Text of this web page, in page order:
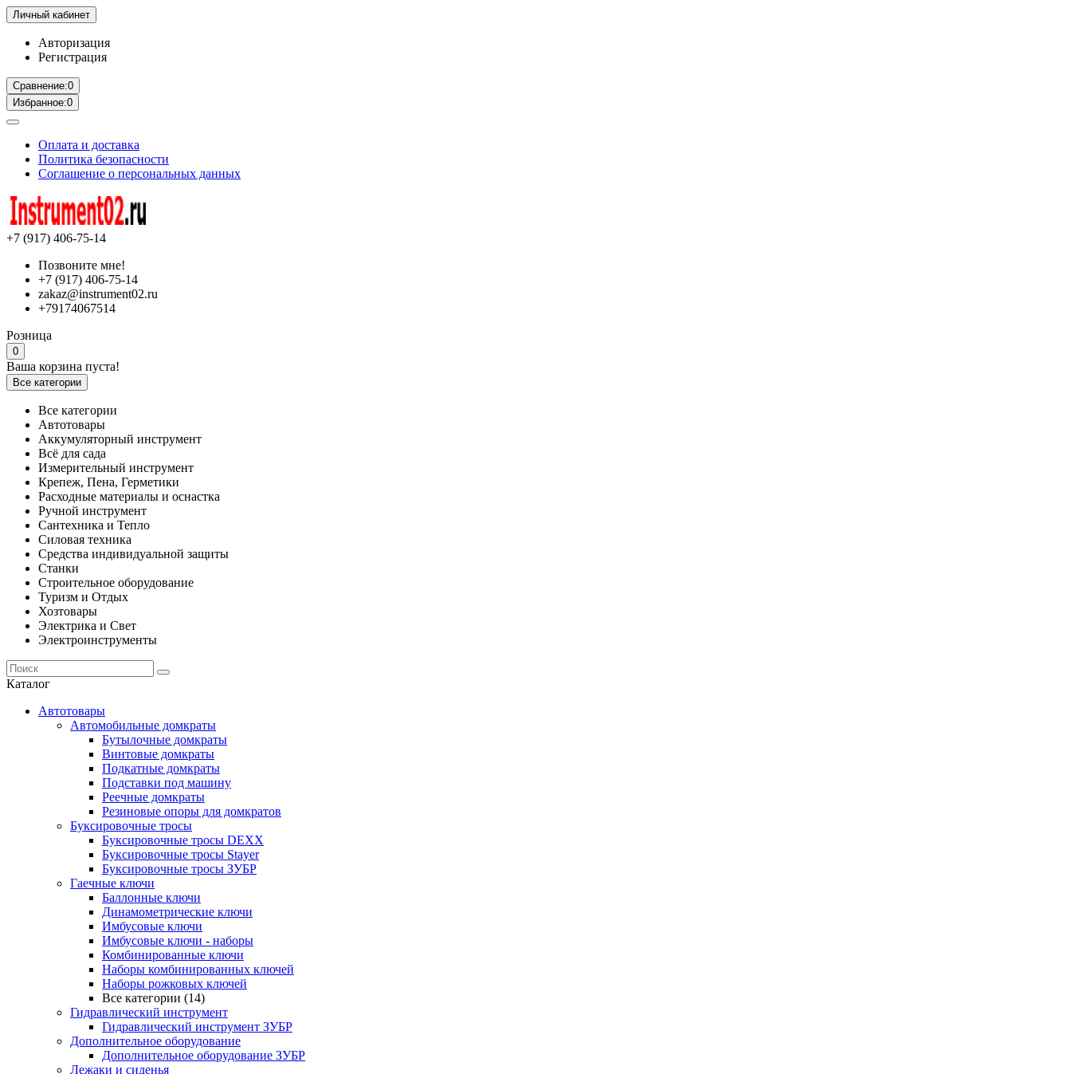
Личный кабинет
Авторизация
Регистрация
Сравнение:0
Избранное:0
Оплата и доставка
Политика безопасности
Соглашение о персональных данных
+7 (917) 406-75-14
Позвоните мне!
+7 (917) 406-75-14
zakaz@instrument02.ru
+79174067514
Розница
0
Ваша корзина пуста!
Все категории
Все категории
Автотовары
Аккумуляторный инструмент
Всё для сада
Измерительный инструмент
Крепеж, Пена, Герметики
Расходные материалы и оснастка
Ручной инструмент
Сантехника и Тепло
Силовая техника
Средства индивидуальной защиты
Станки
Строительное оборудование
Туризм и Отдых
Хозтовары
Электрика и Свет
Электроинструменты
Каталог
Автотовары
Автомобильные домкраты
Бутылочные домкраты
Винтовые домкраты
Подкатные домкраты
Подставки под машину
Реечные домкраты
Резиновые опоры для домкратов
Буксировочные тросы
Буксировочные тросы DEXX
Буксировочные тросы Stayer
Буксировочные тросы ЗУБР
Гаечные ключи
Баллонные ключи
Динамометрические ключи
Имбусовые ключи
Имбусовые ключи - наборы
Комбинированные ключи
Наборы комбинированных ключей
Наборы рожковых ключей
Все категории (14)
Гидравлический инструмент
Гидравлический инструмент ЗУБР
Дополнительное оборудование
Дополнительное оборудование ЗУБР
Лежаки и сиденья